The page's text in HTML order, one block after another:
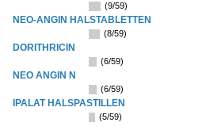
(9/59)
NEO-ANGIN HALSTABLETTEN
(8/59)
DORITHRICIN
(6/59)
NEO ANGIN N
(6/59)
IPALAT HALSPASTILLEN
(5/59)